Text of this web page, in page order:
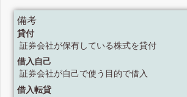
備考
貸付
証券会社が保有している株式を貸付
借入自己
証券会社が自己で使う目的で借入
借入転貸